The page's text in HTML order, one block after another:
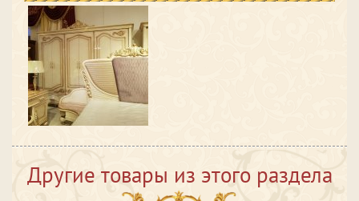
Другие товары из этого раздела